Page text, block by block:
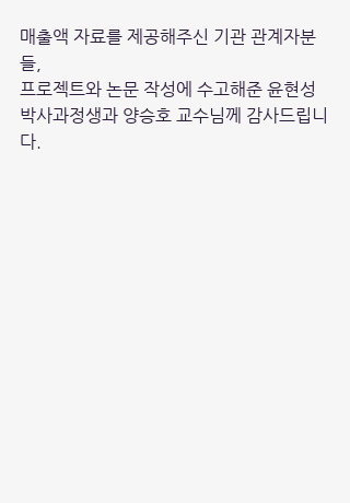
매출액 자료를 제공해주신 기관 관계자분
들,
프로젝트와 논문 작성에 수고해준 윤현성
박사과정생과 양승호 교수님께 감사드립니
다.